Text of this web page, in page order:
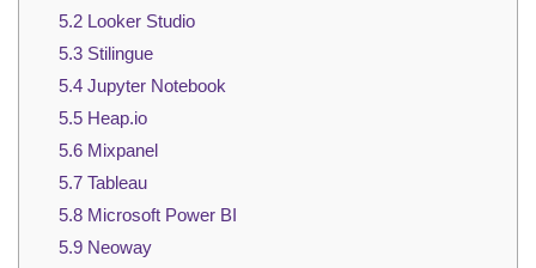
5.2Looker Studio
5.3Stilingue
5.4Jupyter Notebook
5.5Heap.io
5.6Mixpanel
5.7Tableau
5.8Microsoft Power BI
5.9Neoway